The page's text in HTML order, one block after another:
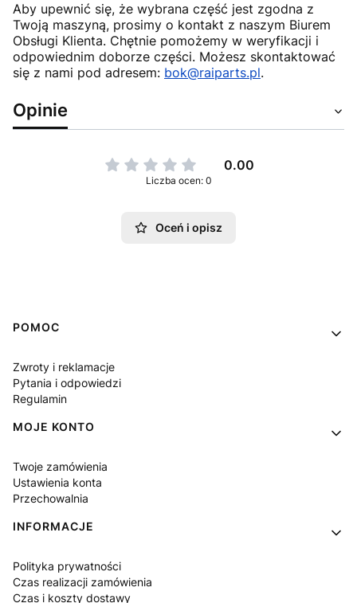
Aby upewnić się, że wybrana część jest zgodna z
Twoją maszyną, prosimy o kontakt z naszym Biurem
Obsługi Klienta. Chętnie pomożemy w weryfikacji i
odpowiednim doborze części. Możesz skontaktować
się z nami pod adresem: bok@raiparts.pl.
Opinie
0.00
Liczba ocen: 0
Oceń i opisz
Linki w stopce
POMOC
Zwroty i reklamacje
Pytania i odpowiedzi
Regulamin
MOJE KONTO
Twoje zamówienia
Ustawienia konta
Przechowalnia
INFORMACJE
Polityka prywatności
Czas realizacji zamówienia
Czas i koszty dostawy